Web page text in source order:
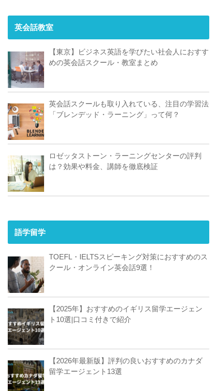
英会話教室
【東京】ビジネス英語を学びたい社会人におすす
めの英会話スクール・教室まとめ
英会話スクールも取り入れている、注目の学習法
「ブレンデッド・ラーニング」って何？
ロゼッタストーン・ラーニングセンターの評判
は？効果や料金、講師を徹底検証
語学留学
TOEFL・IELTSスピーキング対策におすすめのス
クール・オンライン英会話9選！
【2025年】おすすめのイギリス留学エージェン
ト10選|口コミ付きで紹介
【2026年最新版】評判の良いおすすめのカナダ
留学エージェント13選